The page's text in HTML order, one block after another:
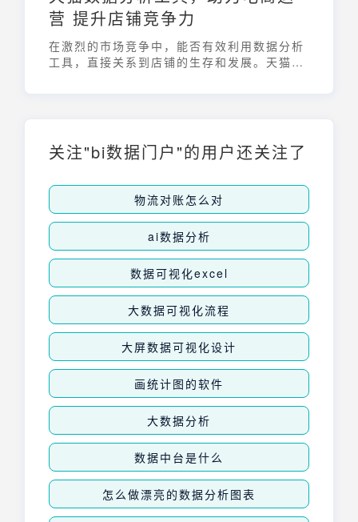
营 提升店铺竞争力
在激烈的市场竞争中，能否有效利用数据分析
工具，直接关系到店铺的生存和发展。天猫数
关注"bi数据门户"的用户还关注了
物流对账怎么对
ai数据分析
数据可视化excel
大数据可视化流程
大屏数据可视化设计
画统计图的软件
大数据分析
数据中台是什么
怎么做漂亮的数据分析图表